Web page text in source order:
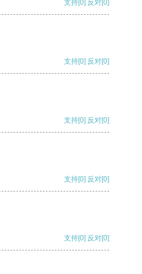
支持[0] 反对[0]
支持[0] 反对[0]
支持[0] 反对[0]
支持[0] 反对[0]
支持[0] 反对[0]